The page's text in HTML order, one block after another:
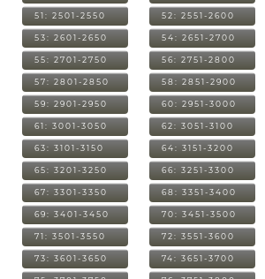
51: 2501-2550 52: 2551-2600
53: 2601-2650 54: 2651-2700
55: 2701-2750 56: 2751-2800
57: 2801-2850 58: 2851-2900
59: 2901-2950 60: 2951-3000
61: 3001-3050 62: 3051-3100
63: 3101-3150 64: 3151-3200
65: 3201-3250 66: 3251-3300
67: 3301-3350 68: 3351-3400
69: 3401-3450 70: 3451-3500
71: 3501-3550 72: 3551-3600
73: 3601-3650 74: 3651-3700